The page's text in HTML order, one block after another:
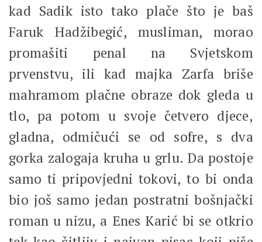
kad Sadik isto tako plače što je baš
Faruk Hadžibegić, musliman, morao
promašiti penal na Svjetskom
prvenstvu, ili kad majka Zarfa briše
mahramom plačne obraze dok gleda u
tlo, pa potom u svoje četvero djece,
gladna, odmičući se od sofre, s dva
gorka zalogaja kruha u grlu. Da postoje
samo ti pripovjedni tokovi, to bi onda
bio još samo jedan postratni bošnjački
roman u nizu, a Enes Karić bi se otkrio